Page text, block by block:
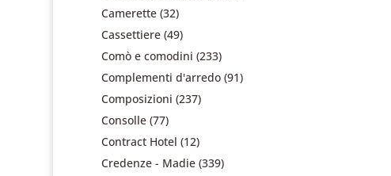
Camerette (32)
Cassettiere (49)
Comò e comodini (233)
Complementi d'arredo (91)
Composizioni (237)
Consolle (77)
Contract Hotel (12)
Credenze - Madie (339)